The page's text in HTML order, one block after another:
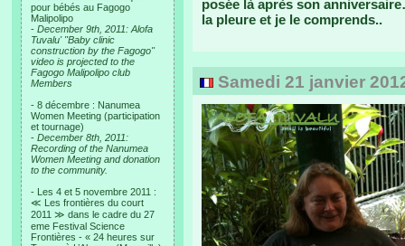
pour bébés au Fagogo
Malipolipo
- December 9th, 2011: Alofa
Tuvalu' "Baby clinic
construction by the Fagogo"
video is projected to the
Fagogo Malipolipo club
Members
- 8 décembre : Nanumea
Women Meeting (participation
et tournage)
- December 8th, 2011:
Recording of the Nanumea
Women Meeting and donation
to the community.
- Les 4 et 5 novembre 2011 :
≪ Les frontières du court
2011 ≫ dans le cadre du 27
eme Festival Science
Frontières - « 24 heures sur
posée là après son
la pleure et je le comprends..
Samedi 21 janvier